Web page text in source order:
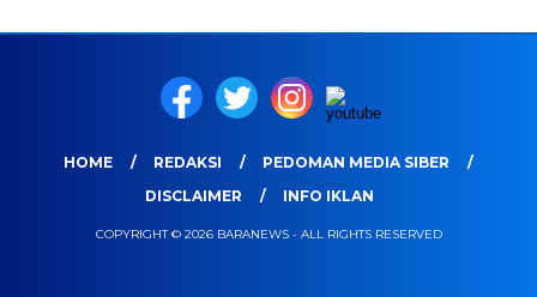
HOME REDAKSI
PEDOMAN MEDIA SIBER
DISCLAIMER
INFO IKLAN
COPYRIGHT © 2026 BARANEWS - ALL RIGHTS RESERVED